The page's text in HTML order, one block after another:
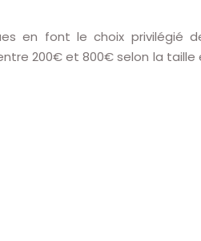
en font le choix privilégié
200€ et 800€ selon la taille